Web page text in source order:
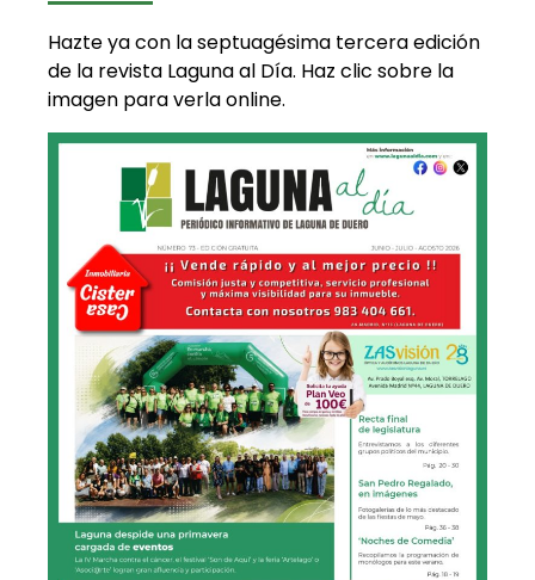
Hazte ya con la septuagésima tercera edición
de la revista Laguna al Día. Haz clic sobre la
imagen para verla online.